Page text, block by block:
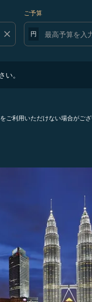
close
ご予算
円
。
利用いただけない場合がご